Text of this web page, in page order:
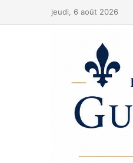
jeudi, 6 août 2026